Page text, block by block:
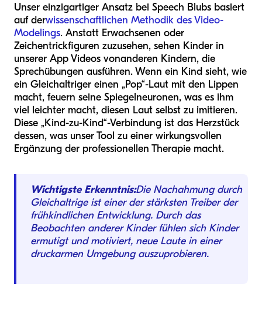
Unser einzigartiger Ansatz bei Speech Blubs basiert
auf derwissenschaftlichen Methodik des Video-
Modelings. Anstatt Erwachsenen oder
Zeichentrickfiguren zuzusehen, sehen Kinder in
unserer App Videos vonanderen Kindern, die
Sprechübungen ausführen. Wenn ein Kind sieht, wie
ein Gleichaltriger einen „Pop“-Laut mit den Lippen
macht, feuern seine Spiegelneuronen, was es ihm
viel leichter macht, diesen Laut selbst zu imitieren.
Diese „Kind-zu-Kind“-Verbindung ist das Herzstück
dessen, was unser Tool zu einer wirkungsvollen
Ergänzung der professionellen Therapie macht.
Wichtigste Erkenntnis:Die Nachahmung durch
Gleichaltrige ist einer der stärksten Treiber der
frühkindlichen Entwicklung. Durch das
Beobachten anderer Kinder fühlen sich Kinder
ermutigt und motiviert, neue Laute in einer
druckarmen Umgebung auszuprobieren.